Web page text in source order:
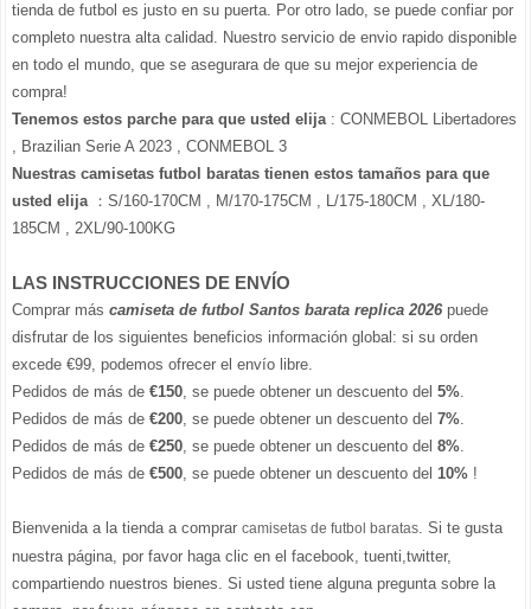
tienda de futbol es justo en su puerta. Por otro lado, se puede confiar por
completo nuestra alta calidad. Nuestro servicio de envio rapido disponible
en todo el mundo, que se asegurara de que su mejor experiencia de
compra!
Tenemos estos parche para que usted elija: CONMEBOL Libertadores
, Brazilian Serie A 2023 , CONMEBOL 3
Nuestras camisetas futbol baratas tienen estos tamaños para que
usted elija：S/160-170CM , M/170-175CM , L/175-180CM , XL/180-
185CM , 2XL/90-100KG
LAS INSTRUCCIONES DE ENVÍO
Comprar más camiseta de futbol Santos barata replica 2026 puede
disfrutar de los siguientes beneficios información global: si su orden
excede €99, podemos ofrecer el envío libre.
Pedidos de más de €150, se puede obtener un descuento del 5%.
Pedidos de más de €200, se puede obtener un descuento del 7%.
Pedidos de más de €250, se puede obtener un descuento del 8%.
Pedidos de más de €500, se puede obtener un descuento del 10% !
Bienvenida a la tienda a comprar camisetas de futbol baratas. Si te gusta
nuestra página, por favor haga clic en el facebook, tuenti,twitter,
compartiendo nuestros bienes. Si usted tiene alguna pregunta sobre la